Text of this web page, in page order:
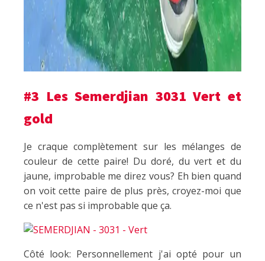
#3 Les Semerdjian 3031 Vert et
gold
Je craque complètement sur les mélanges de
couleur de cette paire! Du doré, du vert et du
jaune, improbable me direz vous? Eh bien quand
on voit cette paire de plus près, croyez-moi que
ce n'est pas si improbable que ça.
Côté look: Personnellement j'ai opté pour un